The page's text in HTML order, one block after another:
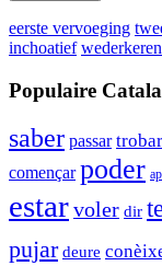
eerste vervoeging
inchoatief
Populaire
saber passar trobar
començar poder
estarvoler dir
pujar deure